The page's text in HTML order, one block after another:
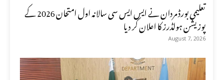
تعلیمی بورڈ مردان نے ایس ایس سی سالانہ اول امتحان 2026 کے
پوزیشن ہولڈرز کا اعلان کر دیا
August 7, 2026